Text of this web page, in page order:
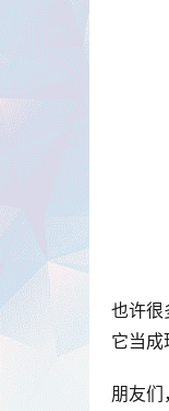
也许很
它当成
朋友